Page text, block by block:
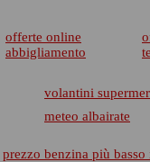
offerte online
abbigliamento
volantini
meteo albairate
prezzo benzina più basso